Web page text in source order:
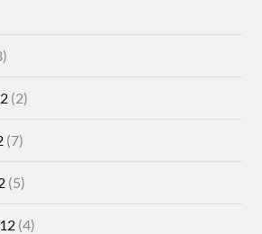
(2)
(7)
(5)
(4)